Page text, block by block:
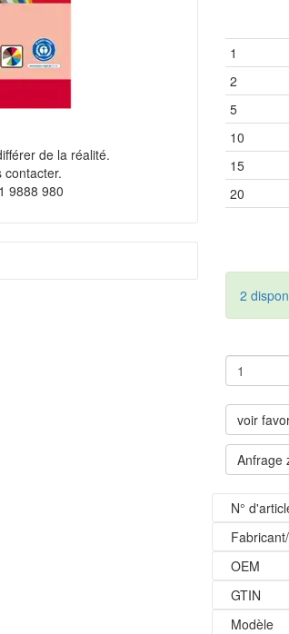
de la réalité.
contacter.
9888 980
1
2
5
10
15
20
2
voir
Anfrage
N°
OEM
GTIN
Modèle